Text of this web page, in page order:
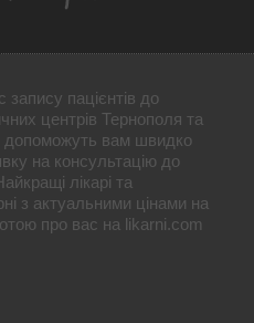
пацієнтів до
центрів Тернополя та
допоможуть вам швидко
на консультацію до
лікарі та
з актуальними цінами на
про вас на likarni.com